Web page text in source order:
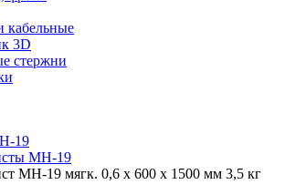
кабельные
3D
стержни
19
МН-19
МН-19 мягк. 0,6 х 600 х 1500 мм 3,5 кг